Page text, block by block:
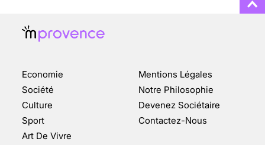
CHANGEMENT DE SEXE :
DES DEMANDES
TOUJOURS PLUS
NOMBREUSES
Economie
Société
Culture
Sport
Art De Vivre
Mentions Légales
Notre Philosophie
Devenez Sociétaire
Contactez-Nous